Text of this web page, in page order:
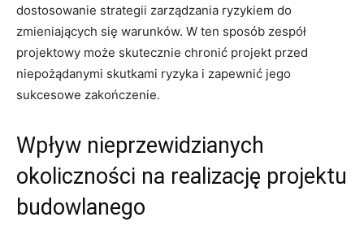
dostosowanie strategii zarządzania ryzykiem do
zmieniających się warunków.⁤ W ten sposób zespół
projektowy może skutecznie ⁣chronić projekt​ przed
niepożądanymi skutkami ryzyka i⁢ zapewnić ⁢jego
sukcesowe zakończenie.
Wpływ nieprzewidzianych
okoliczności na⁣ realizację projektu
budowlanego